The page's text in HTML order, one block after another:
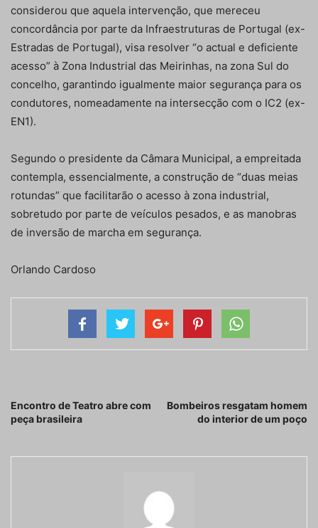
considerou que aquela intervenção, que mereceu
concordância por parte da Infraestruturas de Portugal (ex-
Estradas de Portugal), visa resolver “o actual e deficiente
acesso” à Zona Industrial das Meirinhas, na zona Sul do
concelho, garantindo igualmente maior segurança para os
condutores, nomeadamente na intersecção com o IC2 (ex-
EN1).
Segundo o presidente da Câmara Municipal, a empreitada
contempla, essencialmente, a construção de “duas meias
rotundas” que facilitarão o acesso à zona industrial,
sobretudo por parte de veículos pesados, e as manobras
de inversão de marcha em segurança.
Orlando Cardoso
Encontro de Teatro abre com
peça brasileira
Bombeiros resgatam homem
do interior de um poço